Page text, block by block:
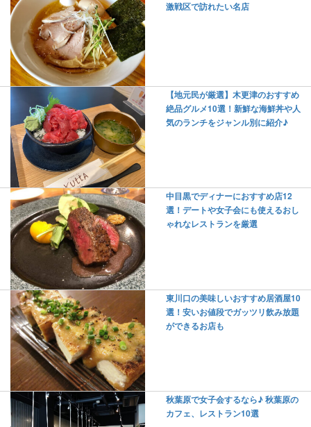
激戦区で訪れたい名店
【地元民が厳選】木更津のおすすめ
絶品グルメ10選！新鮮な海鮮丼や人
気のランチをジャンル別に紹介♪
中目黒でディナーにおすすめ店12
選！デートや女子会にも使えるおし
ゃれなレストランを厳選
東川口の美味しいおすすめ居酒屋10
選！安いお値段でガッツリ飲み放題
ができるお店も
秋葉原で女子会するなら♪ 秋葉原の
カフェ、レストラン10選